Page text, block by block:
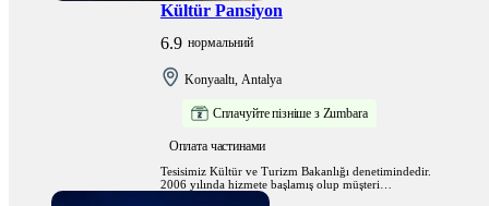
Kültür Pansiyon
нормальний
6.9
Konyaaltı, Antalya
Сплачуйте пізніше з Zumbara
Оплата частинами
Tesisimiz Kültür ve Turizm Bakanlığı denetimindedir.
2006 yılında hizmete başlamış olup müşteri
memnuniyetini hep ön planda tutmuştur.